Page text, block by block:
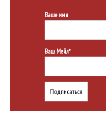
Ваше имя
Ваш Мейл*